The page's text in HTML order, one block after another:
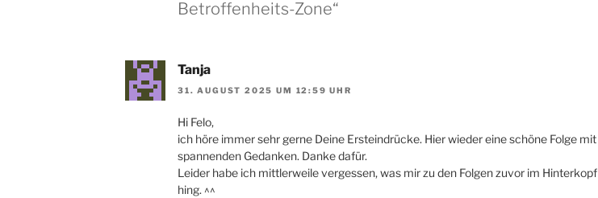
Betroffenheits-Zone“
Tanja
31. AUGUST 2025 UM 12:59 UHR
Hi Felo,
ich höre immer sehr gerne Deine Ersteindrücke. Hier wieder eine schöne Folge mit
spannenden Gedanken. Danke dafür.
Leider habe ich mittlerweile vergessen, was mir zu den Folgen zuvor im Hinterkopf
hing. ^^